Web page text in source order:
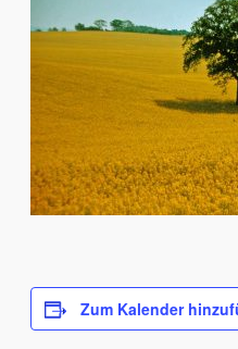
Zum Kalender